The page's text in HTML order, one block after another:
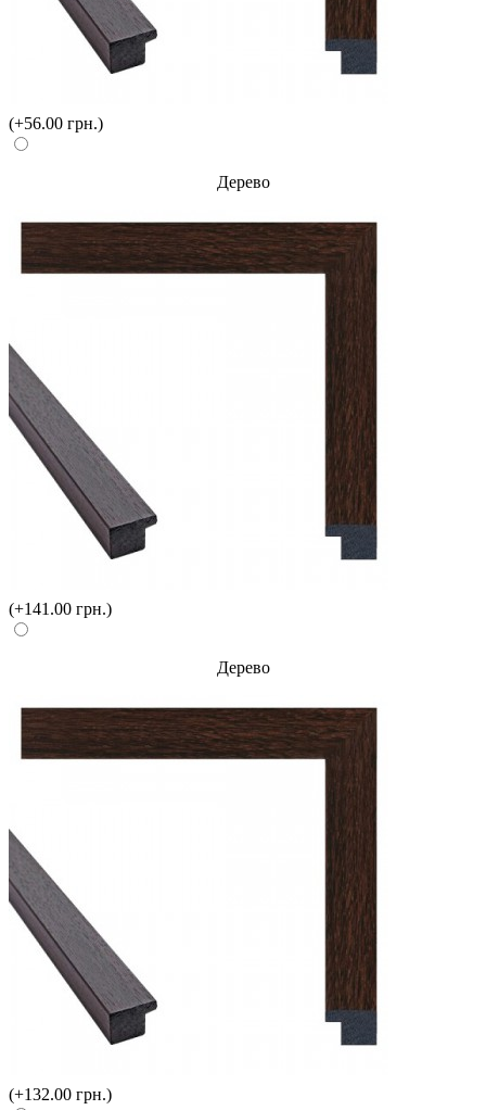
(+56.00 грн.)
Дерево
(+141.00 грн.)
Дерево
(+132.00 грн.)